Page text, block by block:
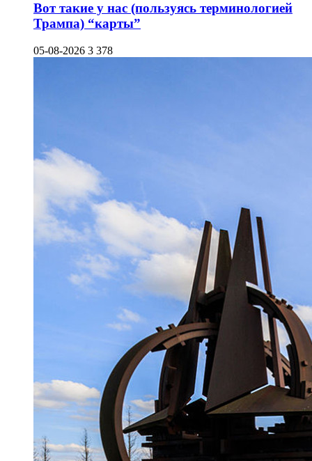
Вот такие у нас (пользуясь терминологией
Трампа) “карты”
05-08-2026 3 378